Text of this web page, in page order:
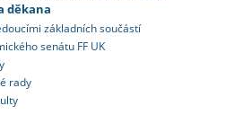
děkana
základních součástí
senátu FF UK
rady